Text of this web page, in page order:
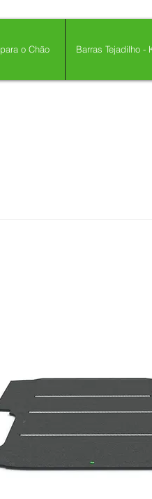
o Chão Barras Tejadilho -